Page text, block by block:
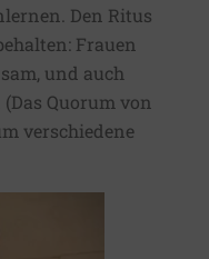
Den Ritus
Frauen
und auch
Quorum von
verschiedene